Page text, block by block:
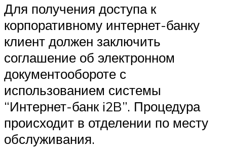
Для получения доступа к
корпоративному интернет-банку
клиент должен заключить
соглашение об электронном
документообороте с
использованием системы
“Интернет-банк i2B”. Процедура
происходит в отделении по месту
обслуживания.